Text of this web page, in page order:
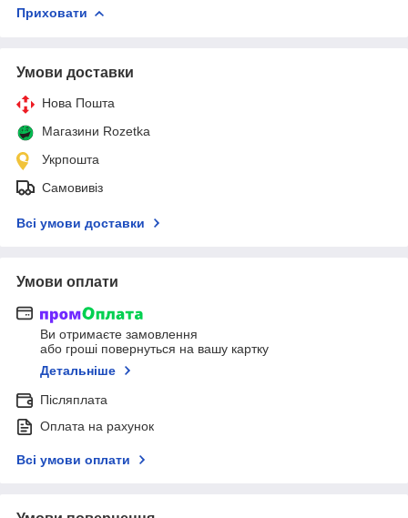
Приховати
Умови доставки
Нова Пошта
Магазини Rozetka
Укрпошта
Самовивіз
Всі умови доставки
Умови оплати
Ви отримаєте замовлення
або гроші повернуться на вашу картку
Детальніше
Післяплата
Оплата на рахунок
Всі умови оплати